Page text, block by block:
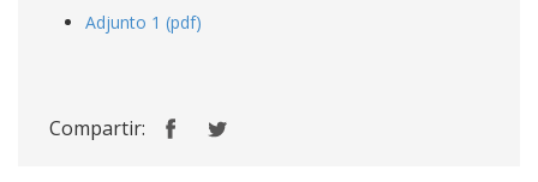
Adjunto 1 (pdf)
Compartir: